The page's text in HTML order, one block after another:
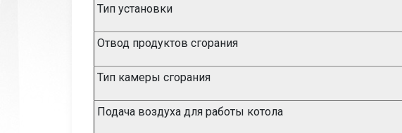
Тип установки
Отвод продуктов сгорания
Тип камеры сгорания
Подача воздуха для работы котола